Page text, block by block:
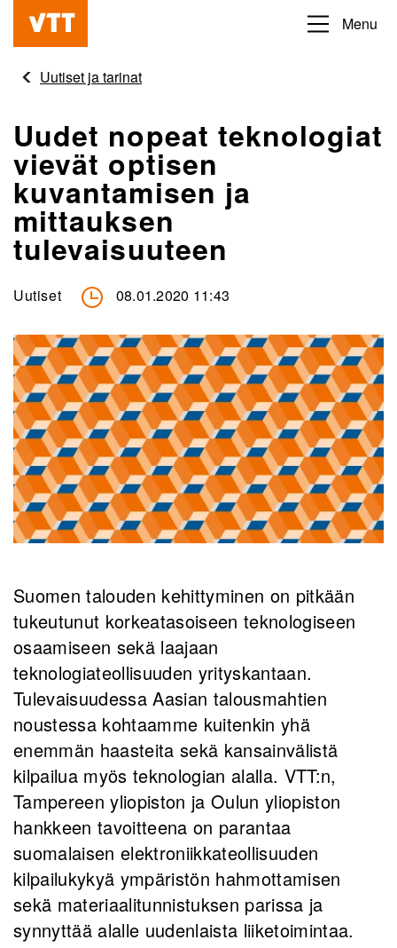
Hyppää
pääsisältöön
Beyond
obvious
Menu
Uutiset ja tarinat
Uudet nopeat teknologiat
vievät optisen
kuvantamisen ja
mittauksen
tulevaisuuteen
Uutiset 08.01.2020 11:43
Suomen talouden kehittyminen on pitkään
tukeutunut korkeatasoiseen teknologiseen
osaamiseen sekä laajaan
teknologiateollisuuden yrityskantaan.
Tulevaisuudessa Aasian talousmahtien
noustessa kohtaamme kuitenkin yhä
enemmän haasteita sekä kansainvälistä
kilpailua myös teknologian alalla. VTT:n,
Tampereen yliopiston ja Oulun yliopiston
hankkeen tavoitteena on parantaa
suomalaisen elektroniikkateollisuuden
kilpailukykyä ympäristön hahmottamisen
sekä materiaalitunnistuksen parissa ja
synnyttää alalle uudenlaista liiketoimintaa.